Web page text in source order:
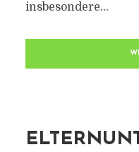
insbesondere...